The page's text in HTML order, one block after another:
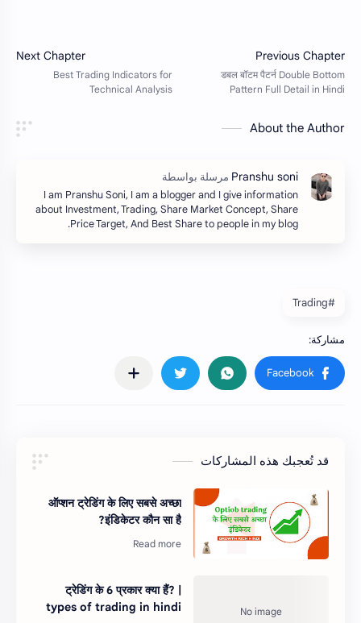
About the Author
I am Pranshu Soni, I am a blogger and I give information
about Investment, Trading, Share Market Concept, Share
Price Target, And Best Share to people in my blog.
#Trading
قد تُعجبك هذه المشاركات
ऑप्शन ट्रेडिंग के लिए सबसे अच्छा
इंडिकेटर कौन सा है?
ट्रेडिंग के 6 प्रकार क्या हैं? |
types of trading in hindi